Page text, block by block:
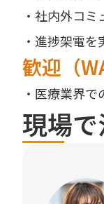
・社内外コ
・進捗架電
歓迎（
・医療業界で
現場